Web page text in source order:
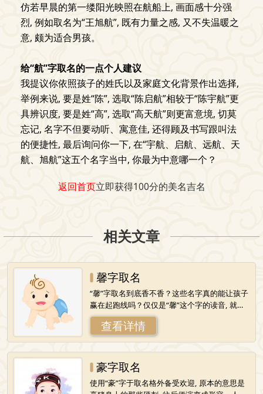
仿若早晨的第一缕阳光映照在航船上, 画面感十分强
烈, 例如取名为“王旭航”, 既有力量之感, 又不失温暖之
意, 颇为适合男孩。
给“航”字取名的一点个人建议
我提议你依照孩子的姓氏以及家庭文化背景作出选择,
举例来说, 要是姓“陈”, 选取“陈启航”相较于“陈宇航”更
具辨识度, 要是姓“高”, 选取“高天航”则更富意境, 切莫
忘记, 名字不但要动听、寓意佳, 还得顾及书写跟叫法
的便捷性, 最后询问你一下, 在“宇航、启航、远航、天
航、旭航”这五个名字当中, 你最为中意哪一个？
返回首页立即获得100分的美名吉名
相关文章
馨字取名
“馨”字取名到底香不香？这些名字真的能让孩子
赢在起跑线吗？仅仅是“馨”这个字的读音, 就能
使人心头产生一种柔软的感觉。它原本的意思
是香气能够传播到悠远的地方,
查看详情
豪字取名
使用“豪”字于取名格外备受欢迎, 原本的意思是